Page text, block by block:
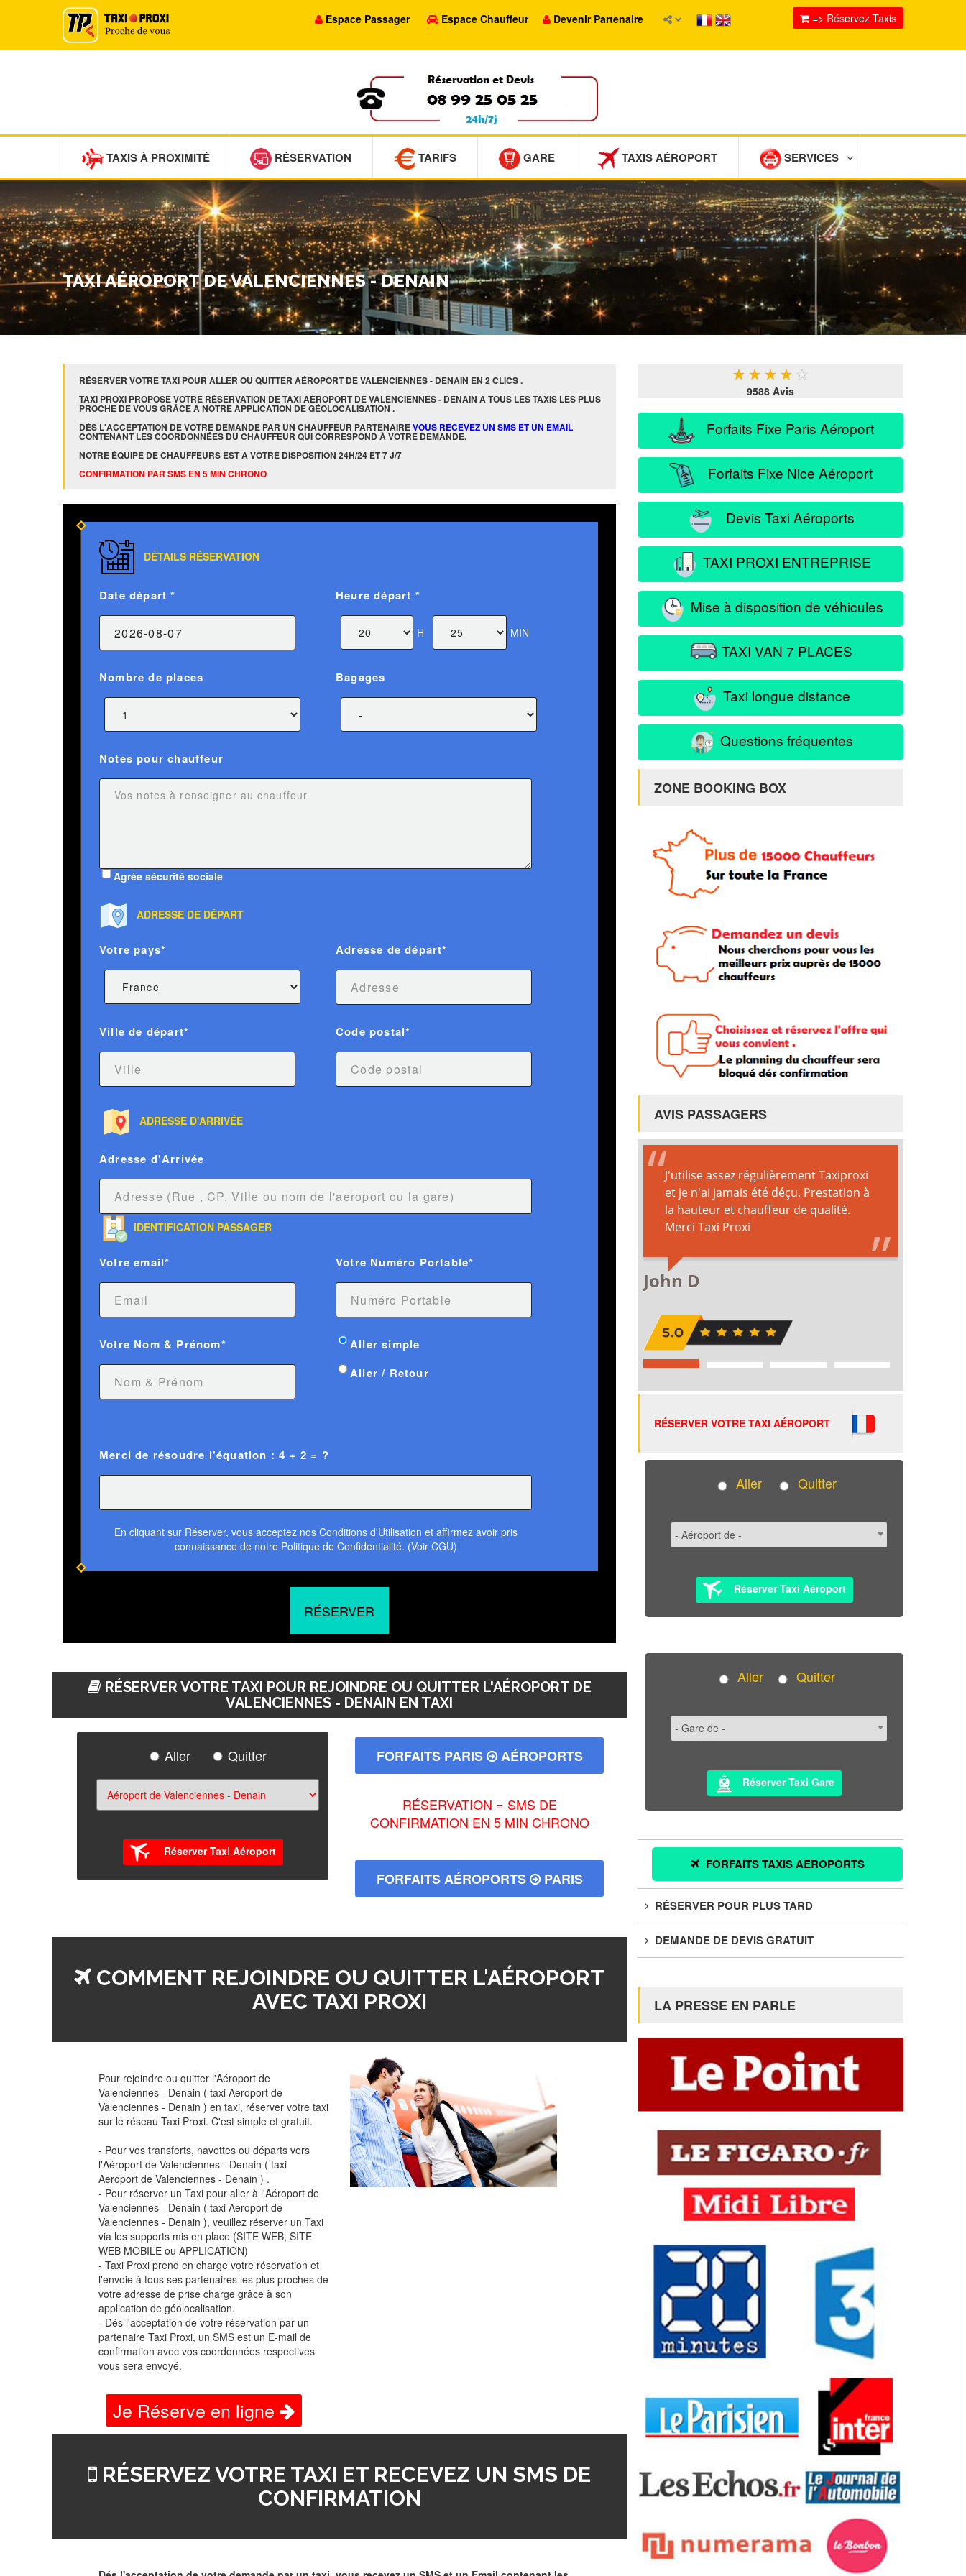
Espace Passager Espace Chauffeur Devenir Partenaire => Réservez Taxis
TAXIS À PROXIMITÉ RÉSERVATION TARIFS GARE TAXIS AÉROPORT SERVICES
TAXI AÉROPORT DE VALENCIENNES - DENAIN
RÉSERVER VOTRE TAXI POUR ALLER OU QUITTER AÉROPORT DE VALENCIENNES - DENAIN EN 2 CLICS .
TAXI PROXI PROPOSE VOTRE RÉSERVATION DE TAXI AÉROPORT DE VALENCIENNES - DENAIN À TOUS LES TAXIS LES PLUS
PROCHE DE VOUS GRÂCE A NOTRE APPLICATION DE GÉOLOCALISATION .
DÉS L'ACCEPTATION DE VOTRE DEMANDE PAR UN CHAUFFEUR PARTENAIREVOUS RECEVEZ UN SMS ET UN EMAIL
CONTENANT LES COORDONNÉES DU CHAUFFEUR QUI CORRESPOND À VOTRE DEMANDE.
NOTRE ÉQUIPE DE CHAUFFEURS EST À VOTRE DISPOSITION 24H/24 ET 7 J/7
CONFIRMATION PAR SMS EN 5 MIN CHRONO
DÉTAILS RÉSERVATION
Date départ * Heure départ *
H MIN
Nombre de places Bagages
Notes pour chauffeur
Agrée sécurité sociale
ADRESSE DE DÉPART
Votre pays* Adresse de départ*
Ville de départ* Code postal*
ADRESSE D'ARRIVÉE
Adresse d'Arrivée
IDENTIFICATION PASSAGER
Votre email* Votre Numéro Portable*
Votre Nom & Prénom*
Aller simple
Aller / Retour
Merci de résoudre l'équation : 4 + 2 = ?
En cliquant sur Réserver, vous acceptez nos Conditions d'Utilisation et affirmez avoir pris
connaissance de notre Politique de Confidentialité. (Voir CGU)
RÉSERVER
RÉSERVER VOTRE TAXI POUR REJOINDRE OU QUITTER L'AÉROPORT DE
VALENCIENNES - DENAIN EN TAXI
Aller Quitter
Réserver Taxi Aéroport
FORFAITS PARIS AÉROPORTS
RÉSERVATION = SMS DE
CONFIRMATION EN 5 MIN CHRONO
FORFAITS AÉROPORTS PARIS
COMMENT REJOINDRE OU QUITTER L'AÉROPORT
AVEC TAXI PROXI
Pour rejoindre ou quitter l'Aéroport de
Valenciennes - Denain ( taxi Aeroport de
Valenciennes - Denain ) en taxi, réserver votre taxi
sur le réseau Taxi Proxi. C'est simple et gratuit.
- Pour vos transferts, navettes ou départs vers
l'Aéroport de Valenciennes - Denain ( taxi
Aeroport de Valenciennes - Denain ) .
- Pour réserver un Taxi pour aller à l'Aéroport de
Valenciennes - Denain ( taxi Aeroport de
Valenciennes - Denain ), veuillez réserver un Taxi
via les supports mis en place (SITE WEB, SITE
WEB MOBILE ou APPLICATION)
- Taxi Proxi prend en charge votre réservation et
l'envoie à tous ses partenaires les plus proches de
votre adresse de prise charge grâce à son
application de géolocalisation.
- Dés l'acceptation de votre réservation par un
partenaire Taxi Proxi, un SMS est un E-mail de
confirmation avec vos coordonnées respectives
vous sera envoyé.
Je Réserve en ligne
RÉSERVEZ VOTRE TAXI ET RECEVEZ UN SMS DE
CONFIRMATION
★ ★ ★ ★ ★
9588 Avis
Forfaits Fixe Paris Aéroport
Forfaits Fixe Nice Aéroport
Devis Taxi Aéroports
TAXI PROXI ENTREPRISE
Mise à disposition de véhicules
TAXI VAN 7 PLACES
Taxi longue distance
Questions fréquentes
ZONE BOOKING BOX
AVIS PASSAGERS
RÉSERVER VOTRE TAXI AÉROPORT
Aller Quitter
Réserver Taxi Aéroport
Aller Quitter
Réserver Taxi Gare
FORFAITS TAXIS AEROPORTS
RÉSERVER POUR PLUS TARD
DEMANDE DE DEVIS GRATUIT
LA PRESSE EN PARLE